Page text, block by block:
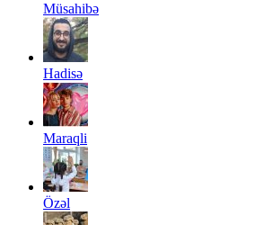
Müsahibə
Hadisə
Maraqli
Özəl